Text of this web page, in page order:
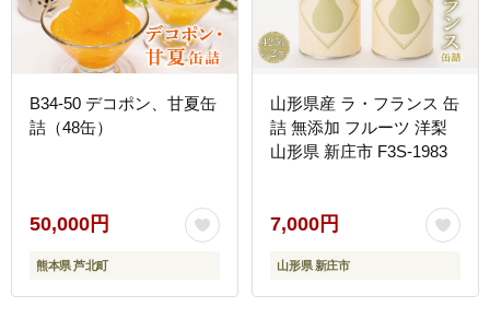
B34-50 デコポン、甘夏缶
詰（48缶）
50,000円
熊本県 芦北町
山形県産 ラ・フランス 缶
詰 無添加 フルーツ 洋梨
山形県 新庄市 F3S-1983
7,000円
山形県 新庄市